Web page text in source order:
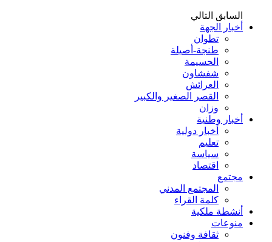
السابق التالي
أخبار الجهة
تطوان
طنجة-أصيلة
الحسيمة
شفشاون
العرائش
القصر الصغير والكبير
وزان
أخبار وطنية
أخبار دولية
تعليم
سياسة
اقتصاد
مجتمع
المجتمع المدني
كلمة القراء
أنشطة ملكية
منوعات
ثقافة وفنون